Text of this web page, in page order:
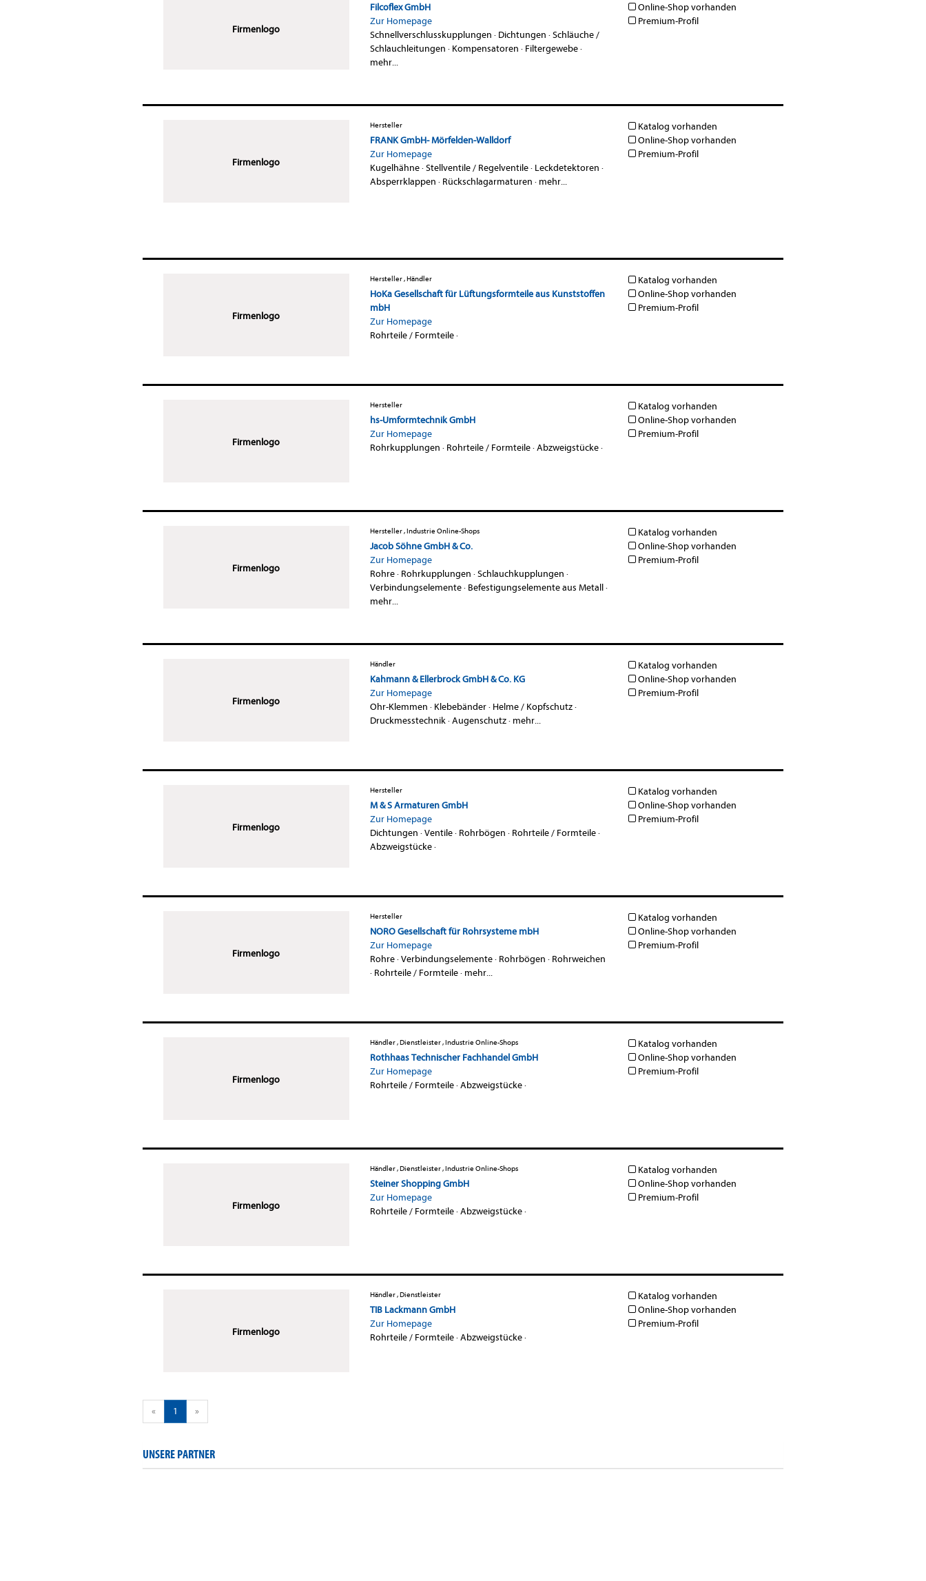
Firmenlogo
Filcoflex GmbH
Zur Homepage
Schnellverschlusskupplungen · Dichtungen ·Schläuche /
Schlauchleitungen · Kompensatoren · Filtergewebe·
mehr...
Online-Shop vorhanden
Premium-Profil
Firmenlogo
Hersteller
FRANK GmbH- Mörfelden-Walldorf
Zur Homepage
Kugelhähne·Stellventile / Regelventile· Leckdetektoren ·
Absperrklappen · Rückschlagarmaturen · mehr...
Katalog vorhanden
Online-Shop vorhanden
Premium-Profil
Firmenlogo
Hersteller , Händler
HoKa Gesellschaft für Lüftungsformteile aus Kunststoffen
mbH
Zur Homepage
Rohrteile / Formteile·
Katalog vorhanden
Online-Shop vorhanden
Premium-Profil
Firmenlogo
Hersteller
hs-Umformtechnik GmbH
Zur Homepage
Rohrkupplungen · Rohrteile / Formteile·Abzweigstücke·
Katalog vorhanden
Online-Shop vorhanden
Premium-Profil
Firmenlogo
Hersteller , Industrie Online-Shops
Jacob Söhne GmbH & Co.
Zur Homepage
Rohre· Rohrkupplungen ·Schlauchkupplungen ·
Verbindungselemente· Befestigungselemente aus Metall·
mehr...
Katalog vorhanden
Online-Shop vorhanden
Premium-Profil
Firmenlogo
Händler
Kahmann & Ellerbrock GmbH & Co. KG
Zur Homepage
Ohr-Klemmen · Klebebänder· Helme / Kopfschutz·
Druckmesstechnik·Augenschutz· mehr...
Katalog vorhanden
Online-Shop vorhanden
Premium-Profil
Firmenlogo
Hersteller
M & S Armaturen GmbH
Zur Homepage
Dichtungen ·Ventile· Rohrbögen · Rohrteile / Formteile·
Abzweigstücke·
Katalog vorhanden
Online-Shop vorhanden
Premium-Profil
Firmenlogo
Hersteller
NORO Gesellschaft für Rohrsysteme mbH
Zur Homepage
Rohre·Verbindungselemente· Rohrbögen · Rohrweichen
· Rohrteile / Formteile· mehr...
Katalog vorhanden
Online-Shop vorhanden
Premium-Profil
Firmenlogo
Händler , Dienstleister , Industrie Online-Shops
Rothhaas Technischer Fachhandel GmbH
Zur Homepage
Rohrteile / Formteile·Abzweigstücke·
Katalog vorhanden
Online-Shop vorhanden
Premium-Profil
Firmenlogo
Händler , Dienstleister , Industrie Online-Shops
Steiner Shopping GmbH
Zur Homepage
Rohrteile / Formteile·Abzweigstücke·
Katalog vorhanden
Online-Shop vorhanden
Premium-Profil
Firmenlogo
Händler , Dienstleister
TIB Lackmann GmbH
Zur Homepage
Rohrteile / Formteile·Abzweigstücke·
Katalog vorhanden
Online-Shop vorhanden
Premium-Profil
« 1 »
UNSERE PARTNER